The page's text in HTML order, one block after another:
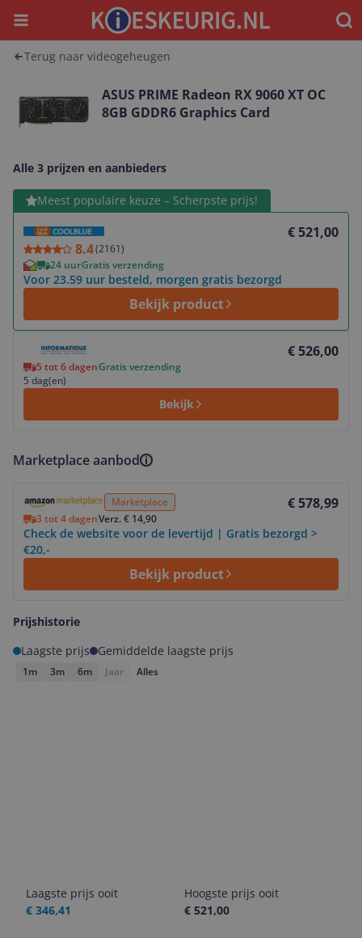
Menu
Terug naar videogeheugen
ASUS PRIME Radeon RX 9060 XT OC
8GB GDDR6 Graphics Card
Alle 3 prijzen en aanbieders
Meest populaire keuze – Scherpste prijs!
8.4(2161)
€ 521,00
24 uurGratis verzending
Voor 23.59 uur besteld, morgen gratis bezorgd
Bekijk product
Bekijk product
€ 526,00
5 tot 6 dagenGratis verzending
5 dag(en)
Bekijk
Marketplace aanbod
Marketplace € 578,99
3 tot 4 dagenVerz. € 14,90
Check de website voor de levertijd | Gratis bezorgd >
€20,-
Bekijk product
Prijshistorie
Laagste prijs
Gemiddelde laagste prijs
1m 3m 6m Jaar Alles
Laagste prijs ooit
€ 346,41
Hoogste prijs ooit
€ 521,00